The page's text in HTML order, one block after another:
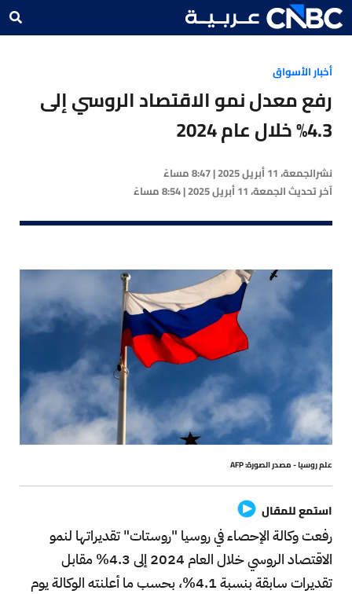
أخبار الأسواق
رفع معدل نمو الاقتصاد الروسي إلى
4.3% خلال عام 2024
نشرالجمعة، 11 أبريل 2025 | 8:47 مساءً
آخر تحديثالجمعة، 11 أبريل 2025 | 8:54 مساءً
علم روسيا - مصدر الصورة: AFP
استمع للمقال
رفعت وكالة الإحصاء في روسيا "روستات" تقديراتها لنمو
الاقتصاد الروسي خلال العام 2024 إلى 4.3% مقابل
تقديرات سابقة بنسبة 4.1%، بحسب ما أعلنته الوكالة يوم